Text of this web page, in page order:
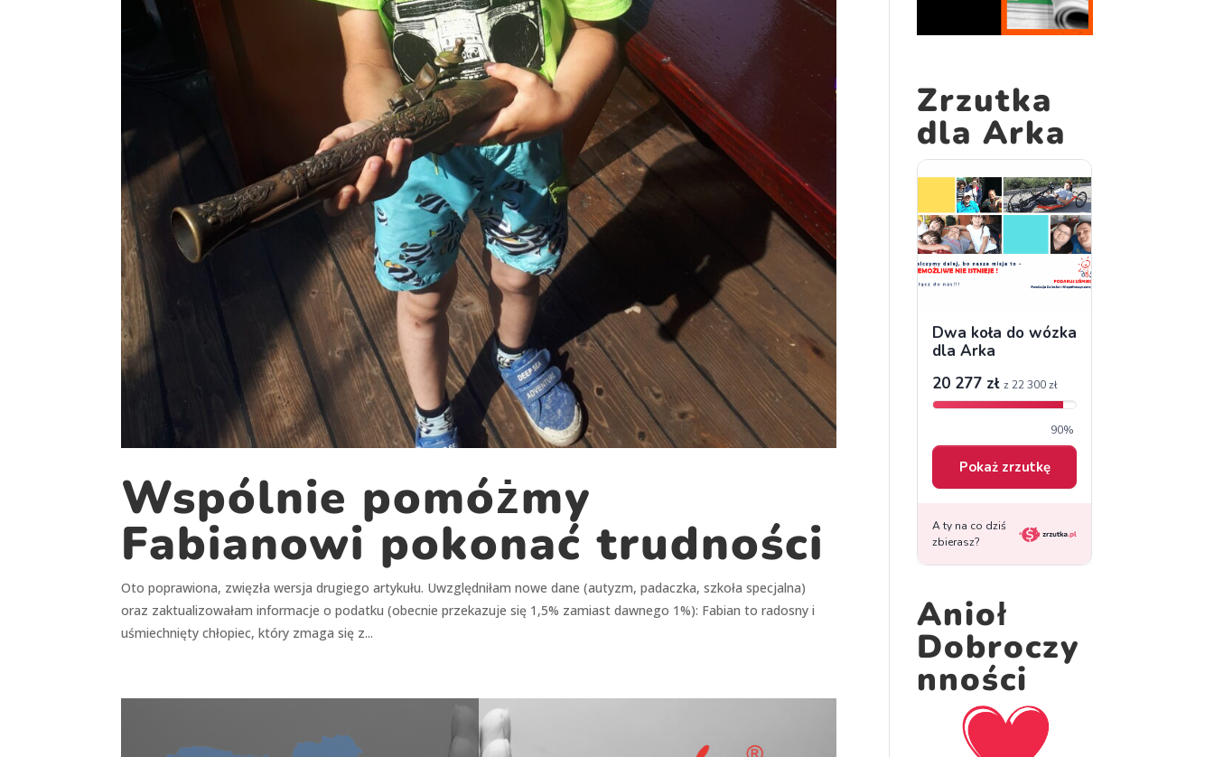
Wspólnie pomóżmy
Fabianowi pokonać trudności
Oto poprawiona, zwięzła wersja drugiego artykułu. Uwzględniłam nowe dane (autyzm, padaczka, szkoła specjalna)
oraz zaktualizowałam informacje o podatku (obecnie przekazuje się 1,5% zamiast dawnego 1%): Fabian to radosny i
uśmiechnięty chłopiec, który zmaga się z...
Zrzutka
dla Arka
Anioł
Dobroczy
nności
internetowej,
na podstawie
tego, jak strona
jest używana.
Doświadczenie
Aby nasza strona
internetowa
działała jak
najlepiej
te pliki cookie,
niektóre funkcje
znikną ze strony
internetowej.
Marketing
Udostępniając
swoje
zainteresowania i
zachowania
zobaczenie
spersonalizowanych
treści i ofert.